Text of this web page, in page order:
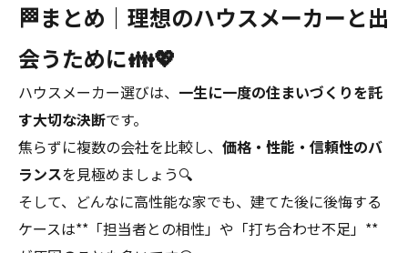
🏁まとめ｜理想のハウスメーカーと出
会うために👪💖
ハウスメーカー選びは、 一生に一度の住まいづくりを託
す大切な決断です。
焦らずに複数の会社を比較し、 価格・性能・信頼性のバ
ランスを見極めましょう🔍
そして、どんなに高性能な家でも、建てた後に後悔する
ケースは**「担当者との相性」や「打ち合わせ不足」**